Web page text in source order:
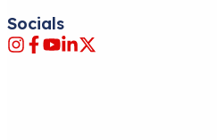
Socials